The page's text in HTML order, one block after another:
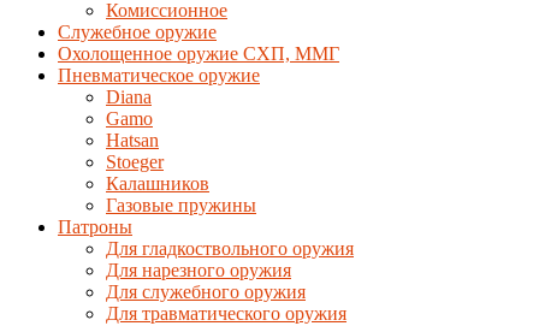
Комиссионное
Служебное оружие
Охолощенное оружие СХП, ММГ
Пневматическое оружие
Diana
Gamo
Hatsan
Stoeger
Калашников
Газовые пружины
Патроны
Для гладкоствольного оружия
Для нарезного оружия
Для служебного оружия
Для травматического оружия